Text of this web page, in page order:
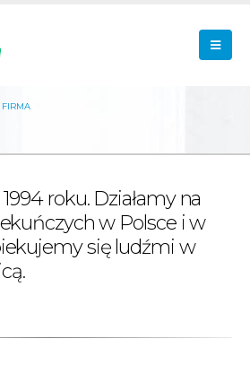
FIRMA
roku. Działamy na
w Polsce i w
się ludźmi w